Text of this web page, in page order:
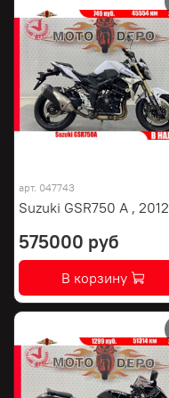
арт. 047743
Suzuki GSR750 A , 2012
575000 руб
В корзину